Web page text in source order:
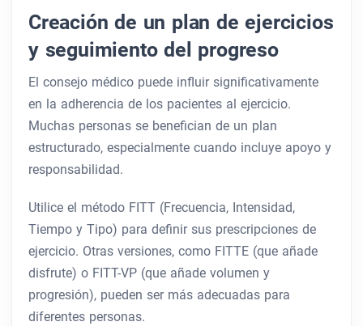
Creación de un plan de ejercicios
y seguimiento del progreso
El consejo médico puede influir significativamente
en la adherencia de los pacientes al ejercicio.
Muchas personas se benefician de un plan
estructurado, especialmente cuando incluye apoyo y
responsabilidad.
Utilice el método FITT (Frecuencia, Intensidad,
Tiempo y Tipo) para definir sus prescripciones de
ejercicio. Otras versiones, como FITTE (que añade
disfrute) o FITT-VP (que añade volumen y
progresión), pueden ser más adecuadas para
diferentes personas.